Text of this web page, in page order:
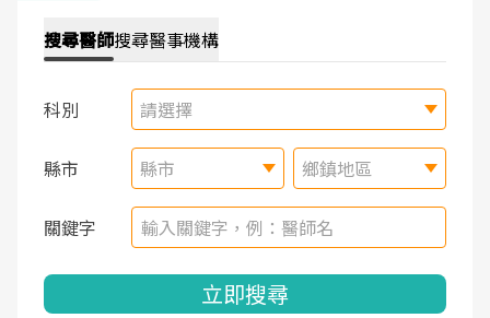
搜尋醫師搜尋醫事機構
科別 請選擇
縣市 縣市 鄉鎮地區
關鍵字
立即搜尋